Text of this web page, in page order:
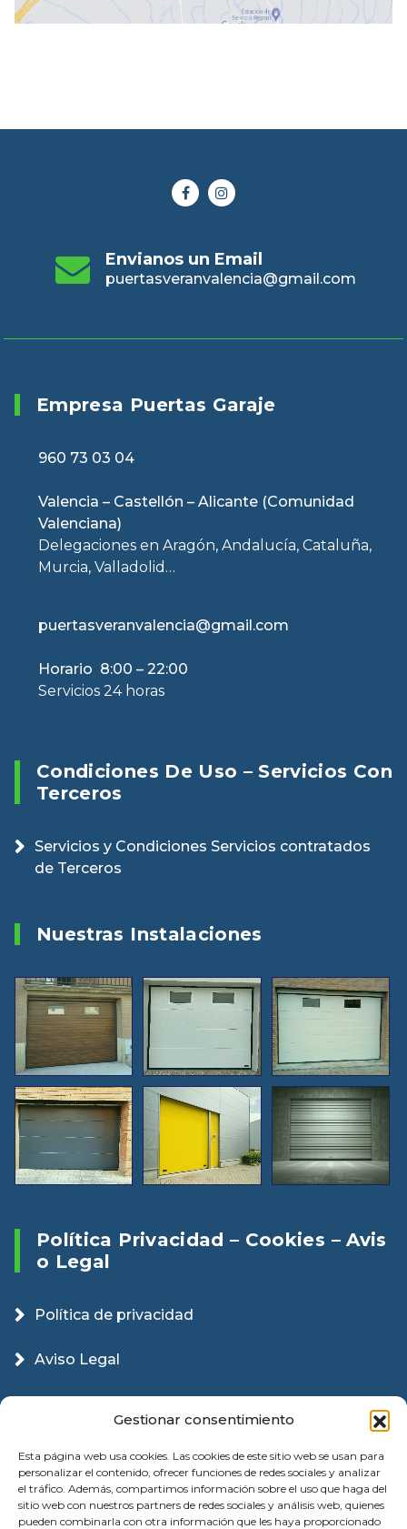
Gestionar consentimiento
Esta página web usa cookies. Las cookies de este sitio web se usan para
personalizar el contenido, ofrecer funciones de redes sociales y analizar
el tráfico. Además, compartimos información sobre el uso que haga del
sitio web con nuestros partners de redes sociales y análisis web, quienes
pueden combinarla con otra información que les haya proporcionado
Envianos un Email
puertasveranvalencia@gmail.com
Empresa Puertas Garaje
960 73 03 04
Valencia – Castellón – Alicante (Comunidad
Valenciana)
Delegaciones en Aragón, Andalucía, Cataluña,
Murcia, Valladolid…
puertasveranvalencia@gmail.com
Horario 8:00 – 22:00
Servicios 24 horas
Condiciones De Uso – Servicios Con
Terceros
Servicios y Condiciones Servicios contratados
de Terceros
Nuestras Instalaciones
Política Privacidad – Cookies – Avis
O Legal
Política de privacidad
Aviso Legal